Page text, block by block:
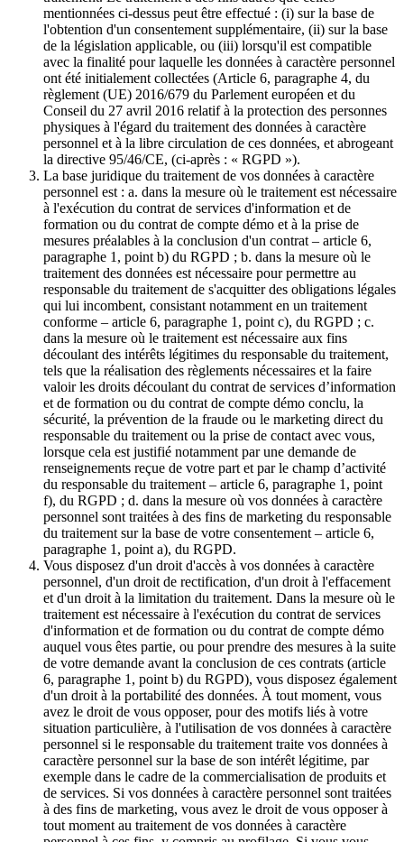
mentionnées ci-dessus peut être effectué : (i) sur la base de
l'obtention d'un consentement supplémentaire, (ii) sur la base
de la législation applicable, ou (iii) lorsqu'il est compatible
avec la finalité pour laquelle les données à caractère personnel
ont été initialement collectées (Article 6, paragraphe 4, du
règlement (UE) 2016/679 du Parlement européen et du
Conseil du 27 avril 2016 relatif à la protection des personnes
physiques à l'égard du traitement des données à caractère
personnel et à la libre circulation de ces données, et abrogeant
la directive 95/46/CE, (ci-après : « RGPD »).
La base juridique du traitement de vos données à caractère
personnel est : a. dans la mesure où le traitement est nécessaire
à l'exécution du contrat de services d'information et de
formation ou du contrat de compte démo et à la prise de
mesures préalables à la conclusion d'un contrat – article 6,
paragraphe 1, point b) du RGPD ; b. dans la mesure où le
traitement des données est nécessaire pour permettre au
responsable du traitement de s'acquitter des obligations légales
qui lui incombent, consistant notamment en un traitement
conforme – article 6, paragraphe 1, point c), du RGPD ; c.
dans la mesure où le traitement est nécessaire aux fins
découlant des intérêts légitimes du responsable du traitement,
tels que la réalisation des règlements nécessaires et la faire
valoir les droits découlant du contrat de services d’information
et de formation ou du contrat de compte démo conclu, la
sécurité, la prévention de la fraude ou le marketing direct du
responsable du traitement ou la prise de contact avec vous,
lorsque cela est justifié notamment par une demande de
renseignements reçue de votre part et par le champ d’activité
du responsable du traitement – article 6, paragraphe 1, point
f), du RGPD ; d. dans la mesure où vos données à caractère
personnel sont traitées à des fins de marketing du responsable
du traitement sur la base de votre consentement – article 6,
paragraphe 1, point a), du RGPD.
Vous disposez d'un droit d'accès à vos données à caractère
personnel, d'un droit de rectification, d'un droit à l'effacement
et d'un droit à la limitation du traitement. Dans la mesure où le
traitement est nécessaire à l'exécution du contrat de services
d'information et de formation ou du contrat de compte démo
auquel vous êtes partie, ou pour prendre des mesures à la suite
de votre demande avant la conclusion de ces contrats (article
6, paragraphe 1, point b) du RGPD), vous disposez également
d'un droit à la portabilité des données. À tout moment, vous
avez le droit de vous opposer, pour des motifs liés à votre
situation particulière, à l'utilisation de vos données à caractère
personnel si le responsable du traitement traite vos données à
caractère personnel sur la base de son intérêt légitime, par
exemple dans le cadre de la commercialisation de produits et
de services. Si vos données à caractère personnel sont traitées
à des fins de marketing, vous avez le droit de vous opposer à
tout moment au traitement de vos données à caractère